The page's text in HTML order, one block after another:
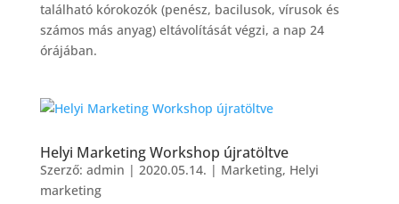
található kórokozók (penész, bacilusok, vírusok és
számos más anyag) eltávolítását végzi, a nap 24
órájában.
Helyi Marketing Workshop újratöltve
Szerző: admin | 2020.05.14. | Marketing, Helyi
marketing